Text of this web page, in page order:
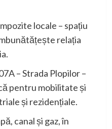
locale – spațiu
relația
– Strada Plopilor –
pentru mobilitate și
și rezidențiale.
canal și gaz, în